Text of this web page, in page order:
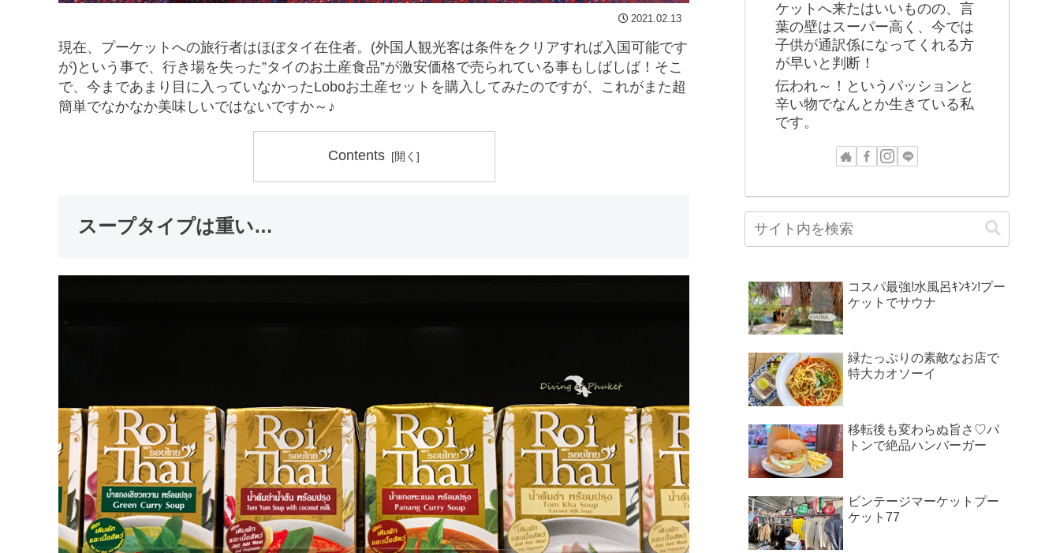
2021.02.13
現在、プーケットへの旅行者はほぼタイ在住者。(外国人観光客は条件をクリアすれば入国可能です
が)という事で、行き場を失った”タイのお土産食品”が激安価格で売られている事もしばしば！そこ
で、今まであまり目に入っていなかったLoboお土産セットを購入してみたのですが、これがまた超
簡単でなかなか美味しいではないですか～♪
Contents
スープタイプは重い…
ケットへ来たはいいものの、言
葉の壁はスーパー高く、今では
子供が通訳係になってくれる方
が早いと判断！
伝われ～！というパッションと
辛い物でなんとか生きている私
です。
コスパ最強!水風呂ｷﾝｷﾝ!プー
ケットでサウナ
緑たっぷりの素敵なお店で
特大カオソーイ
移転後も変わらぬ旨さ♡パ
トンで絶品ハンバーガー
ビンテージマーケットプー
ケット77